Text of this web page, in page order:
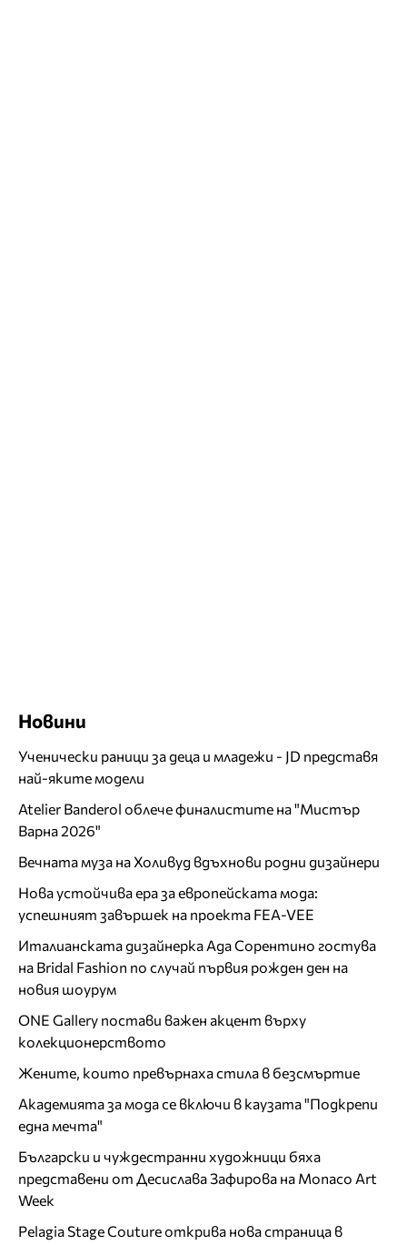
Новини
Ученически раници за деца и младежи - JD представя
най-яките модели
Atelier Banderol облече финалистите на "Мистър
Варна 2026"
Вечната муза на Холивуд вдъхнови родни дизайнери
Нова устойчива ера за европейската мода:
успешният завършек на проекта FEA-VEE
Италианската дизайнерка Ада Сорентино гостува
на Bridal Fashion по случай първия рожден ден на
новия шоурум
ONE Gallery постави важен акцент върху
колекционерството
Жените, които превърнаха стила в безсмъртие
Академията за мода се включи в каузата "Подкрепи
една мечта"
Български и чуждестранни художници бяха
представени от Десислава Зафирова на Monaco Art
Week
Pelagia Stage Couture открива нова страница в